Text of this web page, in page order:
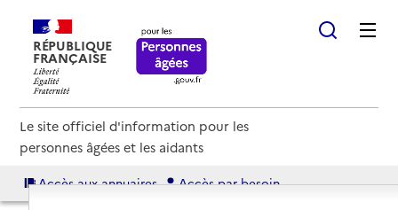
RÉPUBLIQUE
FRANÇAISE
Le site officiel d'information pour les
personnes âgées et les aidants
Accès aux annuaires Accès par besoin